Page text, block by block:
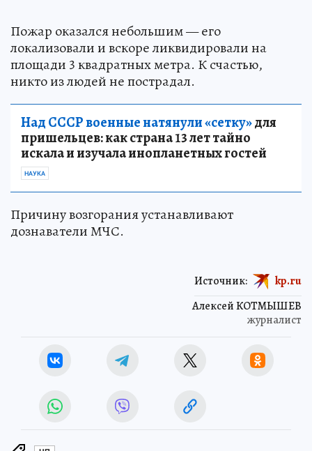
Пожар оказался небольшим — его
локализовали и вскоре ликвидировали на
площади 3 квадратных метра. К счастью,
никто из людей не пострадал.
Над СССР военные натянули «сетку»для
пришельцев: как страна 13 лет тайно
искала и изучала инопланетных гостей
НАУКА
Причину возгорания устанавливают
дознаватели МЧС.
Алексей КОТМЫШЕВ
журналист
Источник: kp.ru